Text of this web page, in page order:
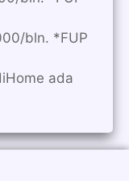
bln. *FUP
ada